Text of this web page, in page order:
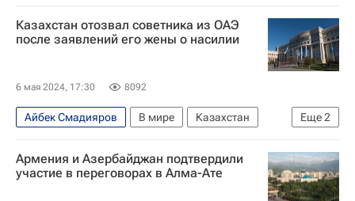
Украина
Дэвид Кэмерон
Мурат Нуртлеу
Россия
Астана
Великобритания
Вооруженные силы Украины
Владимир Кузнецов (Вован)
Казахстан отозвал советника из ОАЭ
после заявлений его жены о насилии
6 мая 2024, 17:30 8092
Еще2
Айбек Смадияров В мире
Казахстан
ОАЭ
МИД Казахстана
Армения и Азербайджан подтвердили
участие в переговорах в Алма-Ате